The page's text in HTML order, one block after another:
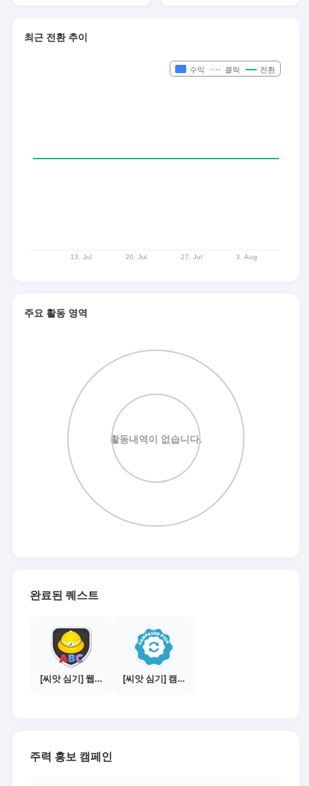
최근 전환 추이
주요 활동 영역
완료된 퀘스트
[씨앗 심기] 웹툰보기 - 수익내기 편 [씨앗 심기] 캠페인 선택하기 - PICK 1개
주력 홍보 캠페인